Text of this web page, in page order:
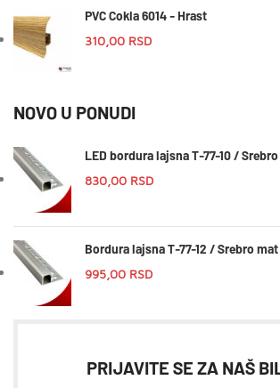
PVC Cokla 6014 - Hrast
310,00 RSD
NOVO U PONUDI
LED bordura lajsna T-77-10 /
830,00 RSD
Bordura lajsna T-77-12 / Srebro mat
995,00 RSD
PRIJAVITE SE ZA NAŠ